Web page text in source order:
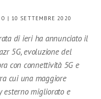
| 10 SETTEMBRE 2020
di ieri ha annunciato il
5G, evoluzione del
con connettività 5G e
cui una maggiore
esterno migliorato e